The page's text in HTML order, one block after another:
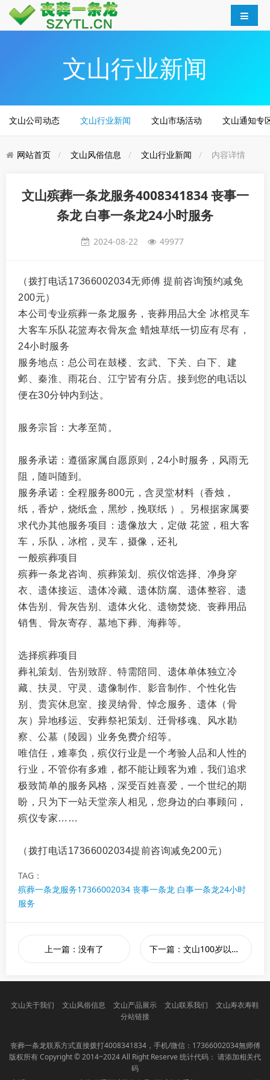
文山行业新闻
文山公司动态 文山行业新闻 文山市场活动 文山通知专
网站首页 文山风俗信息 文山行业新闻 内容详情
文山殡葬一条龙服务4008341834 丧事一
条龙 白事一条龙24小时服务
2024-08-22 49977
（拨打电话17366002034无师傅 提前咨询预约减免
200元）
本公司专业殡葬一条龙服务，丧葬用品大全 冰棺灵车
大客车乐队花篮寿衣骨灰盒 蜡烛草纸一切应有尽有，
24小时服务
服务地点：总公司在鼓楼、玄武、下关、白下、建
邺、秦淮、雨花台、江宁皆有分店。接到您的电话以
便在30分钟内到达。
服务宗旨：大孝至简。
服务承诺：遵循家属自愿原则，24小时服务，风雨无
阻，随叫随到。
服务承诺：全程服务800元，含灵堂材料（香烛，
纸，香炉，烧纸盒，黑纱，挽联纸 ）。另根据家属要
求代办其他服务项目：遗像放大，定做 花篮，租大客
车，乐队，冰棺，灵车，摄像，还礼
一般殡葬项目
殡葬一条龙咨询、殡葬策划、殡仪馆选择、净身穿
衣、遗体接运、遗体冷藏、遗体防腐、遗体整容、遗
体告别、骨灰告别、遗体火化、遗物焚烧、丧葬用品
销售、骨灰寄存、墓地下葬、海葬等。
选择殡葬项目
葬礼策划、告别致辞、特需陪同、遗体单体独立冷
藏、扶灵、守灵、遗像制作、影音制作、个性化告
别、贵宾休息室、接灵纳骨、悼念服务、遗体（骨
灰）异地移运、安葬祭祀策划、迁骨移魂、风水勘
察、公墓（陵园）业务免费介绍等。
唯信任，难辜负，殡仪行业是一个考验人品和人性的
行业，不管你有多难，都不能让顾客为难，我们追求
极致简单的服务风格，深受百姓喜爱，一个世纪的期
盼，只为下一站天堂亲人相见，您身边的白事顾问，
殡仪专家……
（拨打电话17366002034提前咨询减免200元）
TAG：
殡葬一条龙服务17366002034 丧事一条龙 白事一条龙24小时
服务
上一篇：没有了 下一篇：文山100岁以上老人殡葬，免收一条龙服务费。4008341834师傅
文山关于我们 文山风俗信息 文山产品展示 文山联系我们
文山寿衣寿鞋
分站链接
丧葬一条龙联系方式直接拨打4008341834，手机/微信：17366002034無师傅
版权所有 Copyright © 2014~2024 All Right Reserve 统计代码： 请添加相关代
码